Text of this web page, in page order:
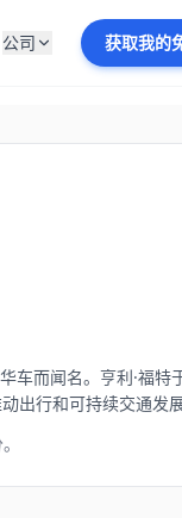
公司 获取我的
而闻名。亨利·福
出行和可持续交通发